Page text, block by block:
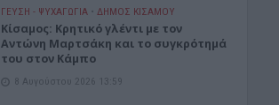
ΓΕΎΣΗ - ΨΥΧΑΓΩΓΊΑ • ΔΉΜΟΣ ΚΙΣΆΜΟΥ
Kίσαμος: Κρητικό γλέντι με τον
Αντώνη Μαρτσάκη και το συγκρότημά
του στον Κάμπο
8 Αυγούστου 2026 13:59